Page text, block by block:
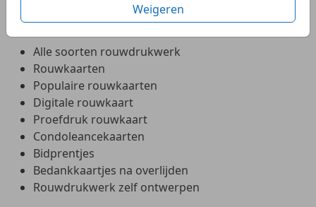
Weigeren
Rouwdrukwerk
Alle soorten rouwdrukwerk
Rouwkaarten
Populaire rouwkaarten
Digitale rouwkaart
Proefdruk rouwkaart
Condoleancekaarten
Bidprentjes
Bedankkaartjes na overlijden
Rouwdrukwerk zelf ontwerpen